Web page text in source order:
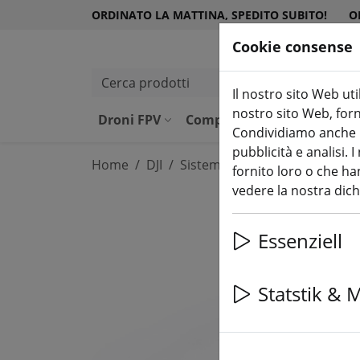
ORDINATO LA MATTINA, SPEDITO SUBITO!
Cerca prodotti
Droni FPV Componenti
Home DJI Sistema DJI FPV HD
Cookie consense
Il nostro sito Web
nostro sito Web,
Condividiamo
pubblicità e analisi.
fornito loro o che
vedere la nostra
Essenziell
Statstik &